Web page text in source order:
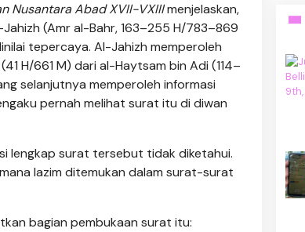
Nusantara Abad XVII-VXIIImenjelaskan,
(Amr al-Bahr, 163–255 H/783–869
tepercaya. Al-Jahizh memperoleh
H/661 M) dari al-Haytsam bin Adi (114–
selanjutnya memperoleh informasi
pernah melihat surat itu di diwan
lengkap surat tersebut tidak diketahui.
lazim ditemukan dalam surat-surat
bagian pembukaan surat itu: